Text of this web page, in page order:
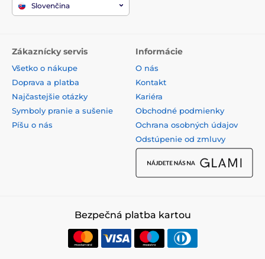
Slovenčina
Zákaznícky servis
Všetko o nákupe
Doprava a platba
Najčastejšie otázky
Symboly pranie a sušenie
Píšu o nás
Informácie
O nás
Kontakt
Kariéra
Obchodné podmienky
Ochrana osobných údajov
Odstúpenie od zmluvy
Bezpečná platba kartou